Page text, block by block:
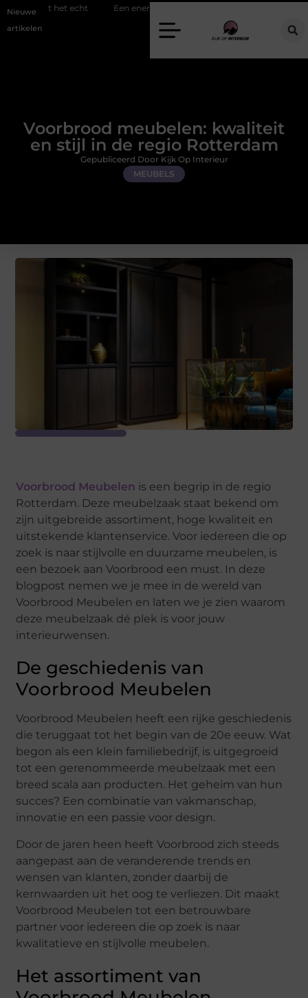
Nieuwe
artikelen
Een energiezuinige hanglamp kopen in Gelderland
Voorbrood meubelen: kwaliteit
en stijl in de regio Rotterdam
MEUBELS
Gepubliceerd Door Kijk Op Interieur
Voorbrood Meubelen is een begrip in de regio
Rotterdam. Deze meubelzaak staat bekend om
zijn uitgebreide assortiment, hoge kwaliteit en
uitstekende klantenservice. Voor iedereen die op
zoek is naar stijlvolle en duurzame meubelen, is
een bezoek aan Voorbrood een must. In deze
blogpost nemen we je mee in de wereld van
Voorbrood Meubelen en laten we je zien waarom
deze meubelzaak dé plek is voor jouw
interieurwensen.
De geschiedenis van
Voorbrood Meubelen
Voorbrood Meubelen heeft een rijke geschiedenis
die teruggaat tot het begin van de 20e eeuw. Wat
begon als een klein familiebedrijf, is uitgegroeid
tot een gerenommeerde meubelzaak met een
breed scala aan producten. Het geheim van hun
succes? Een combinatie van vakmanschap,
innovatie en een passie voor design.
Door de jaren heen heeft Voorbrood zich steeds
aangepast aan de veranderende trends en
wensen van klanten, zonder daarbij de
kernwaarden uit het oog te verliezen. Dit maakt
Voorbrood Meubelen tot een betrouwbare
partner voor iedereen die op zoek is naar
kwalitatieve en stijlvolle meubelen.
Het assortiment van